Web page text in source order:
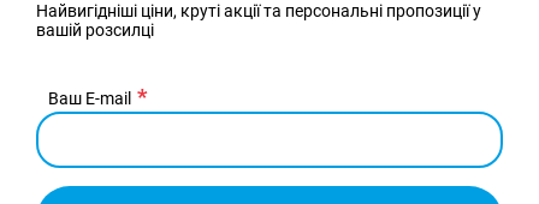
Найвигідніші ціни, круті акції та персональні пропозиції у
вашій розсилці
Ваш E-mail